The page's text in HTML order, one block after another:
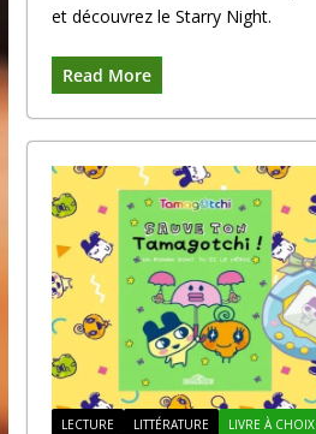
et découvrez le Starry Night.
Read More
LECTURE LITTÉRATURE LIVRE À CHOIX